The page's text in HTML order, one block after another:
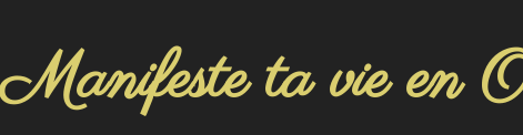
Manifeste ta vie en